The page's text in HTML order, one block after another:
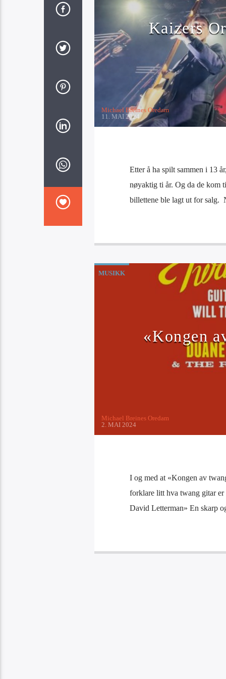
Kaizers
Michael Breines Oredam
11. MAI 2024
Etter å ha spilt sammen i 13
nøyaktig ti år. Og da de kom
billettene ble lagt ut for salg.
MUSIKK
«Kongen
Michael Breines Oredam
2. MAI 2024
I og med at «Kongen av
forklare litt hva twang gitar
David Letterman» En skarp